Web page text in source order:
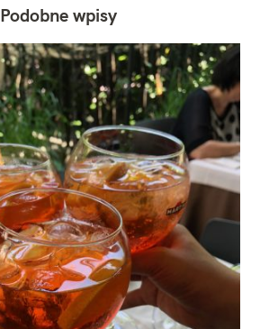
Podobne wpisy